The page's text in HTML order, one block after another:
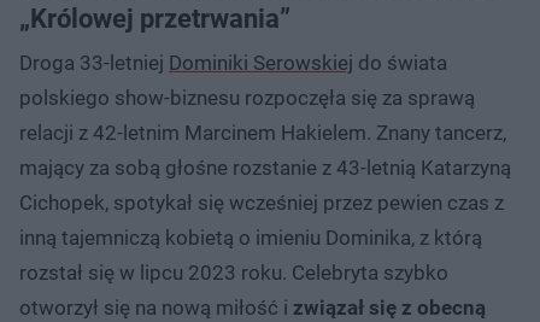
„Królowej przetrwania”
Droga 33-letniej Dominiki Serowskiej do świata
polskiego show-biznesu rozpoczęła się za sprawą
relacji z 42-letnim Marcinem Hakielem. Znany tancerz,
mający za sobą głośne rozstanie z 43-letnią Katarzyną
Cichopek, spotykał się wcześniej przez pewien czas z
inną tajemniczą kobietą o imieniu Dominika, z którą
rozstał się w lipcu 2023 roku. Celebryta szybko
otworzył się na nową miłość i związał się z obecną